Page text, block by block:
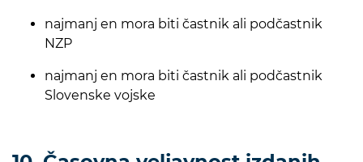
najmanj en mora biti častnik ali podčastnik
NZP
najmanj en mora biti častnik ali podčastnik
Slovenske vojske